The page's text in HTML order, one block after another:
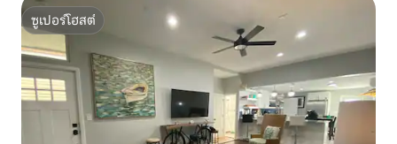
ซูเปอร์โฮสต์
ซูเปอร์โฮสต์